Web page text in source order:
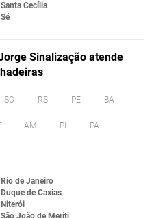
Santa Cecília
Sé
Sinalização atende
SC RS PE BA
AM PI PA
Rio de Janeiro
Duque de Caxias
Niterói
São João de Meriti